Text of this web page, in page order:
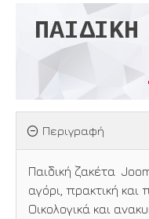
ΠΑΙΔΙΚΉ
Περιγραφή
Παιδική ζακέτα
αγόρι, πρακτική και
Οικολογικά και